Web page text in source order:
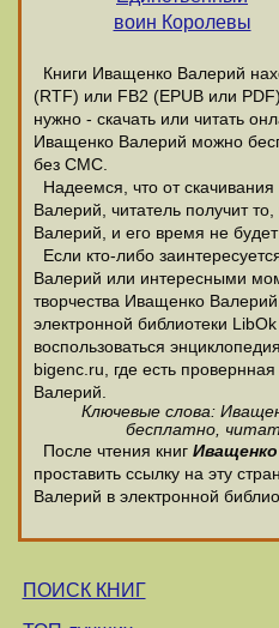
воин Королевы
Книги Иващенко Валерий
(RTF) или FB2 (EPUB или
нужно - скачать или читать
Иващенко Валерий можно
без СМС.
Надеемся, что от
Валерий, читатель получит
Валерий, и его время не
Если кто-либо
Валерий или интересными
творчества Иващенко
электронной библиотеки
воспользоваться
bigenc.ru, где есть
Валерий.
Ключевые слова:
бесплатно,
После чтения книг
проставить ссылку на эту
Валерий в электронной
ПОИСК КНИГ